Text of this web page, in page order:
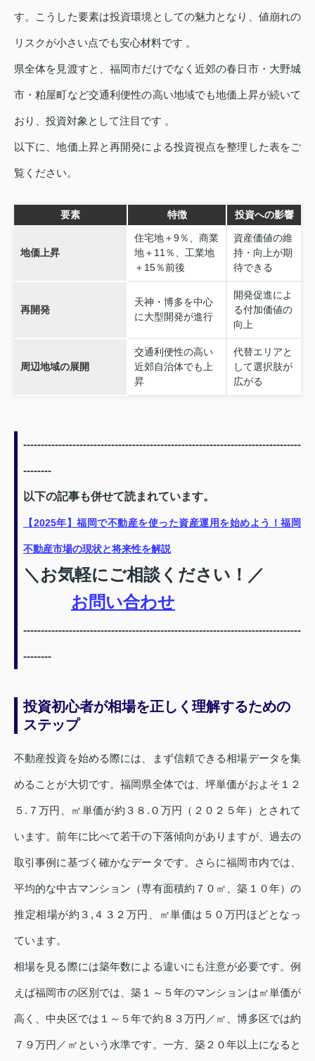
す。こうした要素は投資環境としての魅力となり、値崩れの
リスクが小さい点でも安心材料です 。
県全体を見渡すと、福岡市だけでなく近郊の春日市・大野城
市・粕屋町など交通利便性の高い地域でも地価上昇が続いて
おり、投資対象として注目です 。
以下に、地価上昇と再開発による投資視点を整理した表をご
覧ください。
要素 特徴 投資への影響
地価上昇
住宅地＋9％、商業
地＋11％、工業地
＋15％前後
資産価値の維
持・向上が期
待できる
再開発
天神・博多を中心
に大型開発が進行
開発促進によ
る付加価値の
向上
周辺地域の展開
交通利便性の高い
近郊自治体でも上
昇
代替エリアと
して選択肢が
広がる
-------------------------------------------------------------------------------
--------
以下の記事も併せて読まれています。
【2025年】福岡で不動産を使った資産運用を始めよう！福岡
不動産市場の現状と将来性を解説
＼お気軽にご相談ください！／
お問い合わせ
-------------------------------------------------------------------------------
--------
投資初心者が相場を正しく理解するための
ステップ
不動産投資を始める際には、まず信頼できる相場データを集
めることが大切です。福岡県全体では、坪単価がおよそ１２
５.７万円、㎡単価が約３８.０万円（２０２５年）とされて
います。前年に比べて若干の下落傾向がありますが、過去の
取引事例に基づく確かなデータです。さらに福岡市内では、
平均的な中古マンション（専有面積約７０㎡、築１０年）の
推定相場が約３,４３２万円、㎡単価は５０万円ほどとなっ
ています。
相場を見る際には築年数による違いにも注意が必要です。例
えば福岡市の区別では、築１～５年のマンションは㎡単価が
高く、中央区では１～５年で約８３万円／㎡、博多区では約
７９万円／㎡という水準です。一方、築２０年以上になると